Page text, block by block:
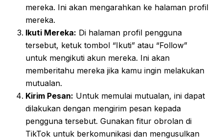
mereka. Ini akan mengarahkan ke halaman profil
mereka.
Ikuti Mereka: Di halaman profil pengguna
tersebut, ketuk tombol “Ikuti” atau “Follow”
untuk mengikuti akun mereka. Ini akan
memberitahu mereka jika kamu ingin melakukan
mutualan.
Kirim Pesan: Untuk memulai mutualan, ini dapat
dilakukan dengan mengirim pesan kepada
pengguna tersebut. Gunakan fitur obrolan di
TikTok untuk berkomunikasi dan mengusulkan